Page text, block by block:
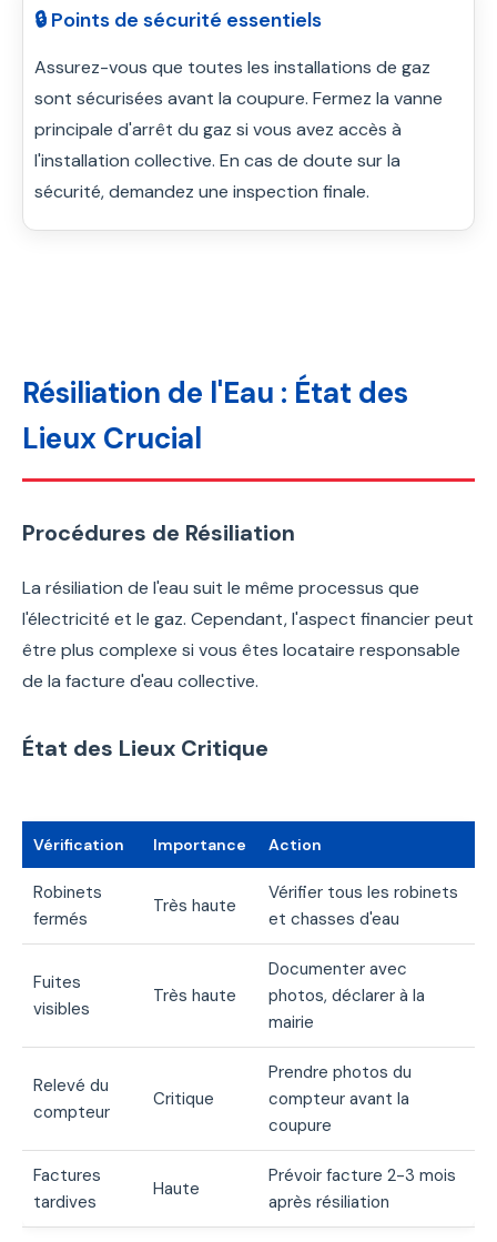
🔒 Points de sécurité essentiels
Assurez-vous que toutes les installations de gaz
sont sécurisées avant la coupure. Fermez la vanne
principale d'arrêt du gaz si vous avez accès à
l'installation collective. En cas de doute sur la
sécurité, demandez une inspection finale.
Résiliation de l'Eau : État des
Lieux Crucial
Procédures de Résiliation
La résiliation de l'eau suit le même processus que
l'électricité et le gaz. Cependant, l'aspect financier peut
être plus complexe si vous êtes locataire responsable
de la facture d'eau collective.
État des Lieux Critique
Vérification Importance Action
Robinets
fermés
Très haute
Vérifier tous les robinets
et chasses d'eau
Fuites
visibles
Très haute
Documenter avec
photos, déclarer à la
mairie
Relevé du
compteur
Critique
Prendre photos du
compteur avant la
coupure
Factures
tardives
Haute
Prévoir facture 2-3 mois
après résiliation